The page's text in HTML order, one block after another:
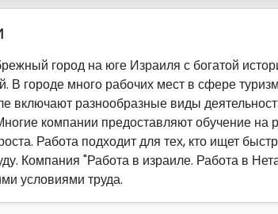
город на юге Израиля с богатой
В городе много рабочих мест в сфере
включают разнообразные виды
компании предоставляют обучение на
Работа подходит для тех, кто ищет
Компания "Работа в израиле. Работа в
условиями труда.